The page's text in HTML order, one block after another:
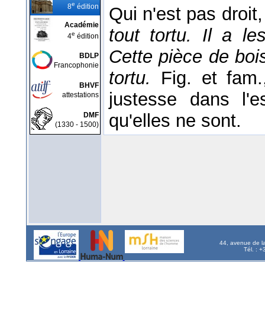
8e édition
Académie
4e édition
BDLP
Francophonie
BHVF
attestations
DMF
(1330 - 1500)
Qui n'est pas
tout tortu. Il a
Cette pièce de
tortu. Fig. et
justesse dans
qu'elles ne sont.
44, avenue de
Tél. :